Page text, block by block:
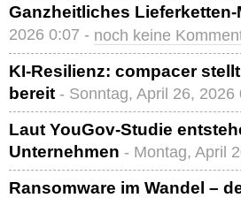
Ganzheitliches
2026 0:07 - noch keine
KI-Resilienz: compacer
bereit - Sonntag, April 26, 2026
Laut YouGov-Studie
Unternehmen - Montag, April
Ransomware im Wandel –